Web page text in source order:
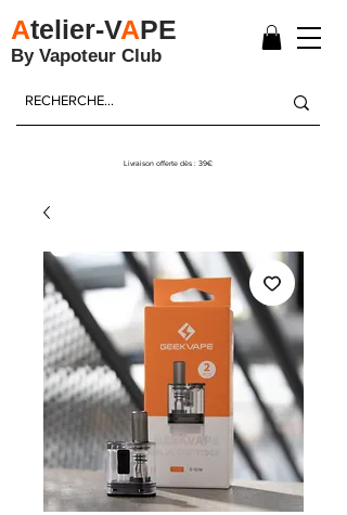
Livraison offerte dès : 39€
Atelier-VAPE
By Vapoteur Club